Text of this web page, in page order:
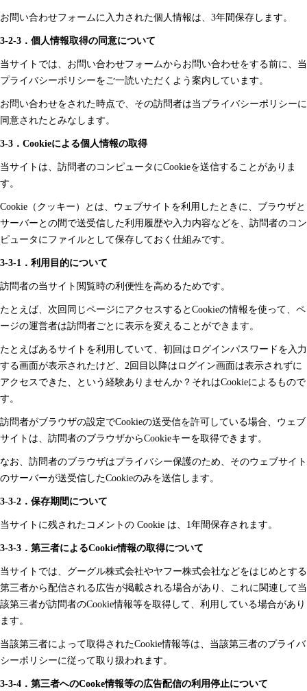
お問い合わせフォームに入力された個人情報は、3年間保存します。
3-2-3．個人情報取得の同意について
当サイトでは、お問い合わせフォームからお問い合わせをする前に、当
プライバシーポリシーをご一読いただくよう案内しています。
お問い合わせをされた時点で、その訪問者は当プライバシーポリシーに
同意されたとみなします。
3-3．Cookieによる個人情報の取得
当サイトは、訪問者のコンピュータにCookieを送信することがありま
す。
Cookie（クッキー）とは、ウェブサイトを利用したときに、ブラウザと
サーバーとの間で送受信した利用履歴や入力内容などを、訪問者のコン
ピュータにファイルとして保存しておく仕組みです。
3-3-1．利用目的について
訪問者の当サイト閲覧時の利便性を高めるためです。
たとえば、次回同じページにアクセスするとCookieの情報を使って、ペ
ージの運営者は訪問者ごとに表示を変えることができます。
たとえばあるサイトを利用していて、初回はログインパスワードを入力
する画面が表示されたけど、2回目以降はログイン画面は表示されずに
アクセスできた、という経験ありませんか？それはCookieによるもので
す。
訪問者がブラウザの設定でCookieの送受信を許可している場合、ウェブ
サイトは、訪問者のブラウザからCookieキーを取得できます。
なお、訪問者のブラウザはプライバシー保護のため、そのウェブサイト
のサーバーが送受信したCookieのみを送信します。
3-3-2．保存期間について
当サイトに残されたコメントの Cookie は、1年間保存されます。
3-3-3．第三者によるCookie情報の取得について
当サイトでは、グーグル株式会社やヤフー株式会社などをはじめとする
第三者から配信される広告が掲載される場合があり、これに関連して当
該第三者が訪問者のCookie情報等を取得して、利用している場合があり
ます。
当該第三者によって取得されたCookie情報等は、当該第三者のプライバ
シーポリシーに従って取り扱われます。
3-3-4．第三者へのCooke情報等の広告配信の利用停止について